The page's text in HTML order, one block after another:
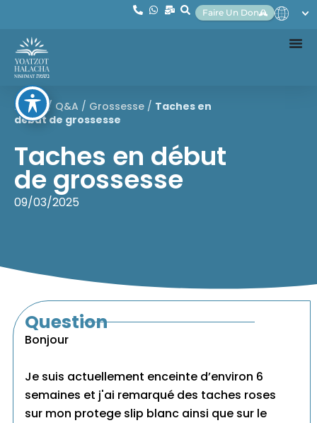
Faire Un Don
Home / Q&A / Grossesse / Taches en
début de grossesse
Taches en début
de grossesse
09/03/2025
Question
Bonjour
Je suis actuellement enceinte d’environ 6
semaines et j'ai remarqué des taches roses
sur mon protege slip blanc ainsi que sur le